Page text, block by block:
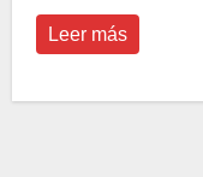
Leer más